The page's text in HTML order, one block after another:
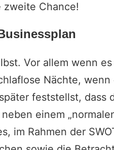
Chance!
Vor allem wenn
Nächte,
feststellst, dass
einem
im Rahmen der